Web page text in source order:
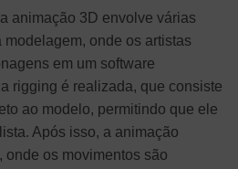
animação 3D envolve várias
onde os artistas
em um software
rigging é realizada, que consiste
ao modelo, permitindo que ele
Após isso, a animação
onde os movimentos são